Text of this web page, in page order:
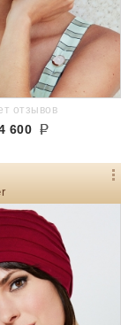
отзывов
600